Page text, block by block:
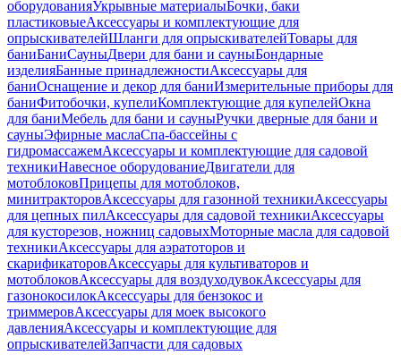
оборудованияУкрывные материалыБочки, баки
пластиковыеАксессуары и комплектующие для
опрыскивателейШланги для опрыскивателейТовары для
баниБаниСауныДвери для бани и сауныБондарные
изделияБанные принадлежностиАксессуары для
баниОснащение и декор для баниИзмерительные приборы для
баниФитобочки, купелиКомплектующие для купелейОкна
для баниМебель для бани и сауныРучки дверные для бани и
сауныЭфирные маслаСпа-бассейны с
гидромассажемАксессуары и комплектующие для садовой
техникиНавесное оборудованиеДвигатели для
мотоблоковПрицепы для мотоблоков,
минитракторовАксессуары для газонной техникиАксессуары
для цепных пилАксессуары для садовой техникиАксессуары
для кусторезов, ножниц садовыхМоторные масла для садовой
техникиАксессуары для аэратоторов и
скарификаторовАксессуары для культиваторов и
мотоблоковАксессуары для воздуходувокАксессуары для
газонокосилокАксессуары для бензокос и
триммеровАксессуары для моек высокого
давленияАксессуары и комплектующие для
опрыскивателейЗапчасти для садовых